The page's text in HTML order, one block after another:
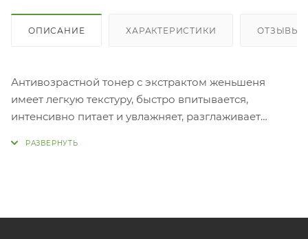
ОПИСАНИЕ ХАРАКТЕРИСТИКИ ОТЗЫВЫ
Антивозрастной тонер с экстрактом женьшеня
имеет легкую текстуру, быстро впитывается,
интенсивно питает и увлажняет, разглаживает
способствует уменьшению морщин. Рапсовый мёд в